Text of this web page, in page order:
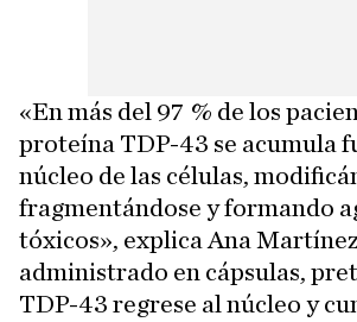
«En más del 97 % de los
proteína TDP-43 se acumula
núcleo de las células,
fragmentándose y formando
tóxicos», explica Ana
administrado en cápsulas,
TDP-43 regrese al núcleo y